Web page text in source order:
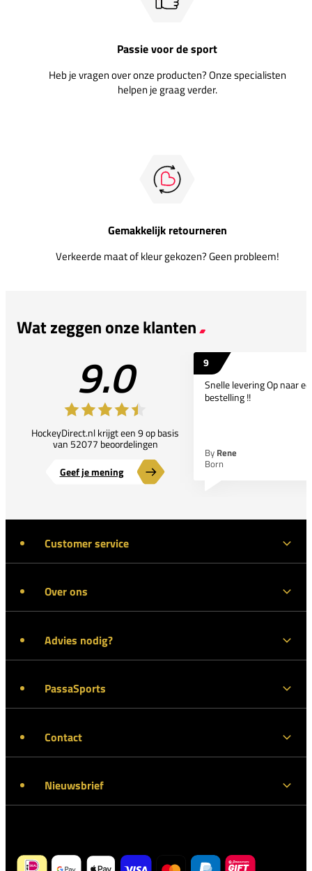
Passie voor de sport
Heb je vragen over onze producten? Onze specialisten
helpen je graag verder.
Gemakkelijk retourneren
Verkeerde maat of kleur gekozen? Geen probleem!
Wat zeggen onze klanten
9.0
HockeyDirect.nl krijgt een 9 op basis
van 52077 beoordelingen
Geef je mening
9
Snelle levering Op naar
bestelling !!
By Rene
Born
Customer service
Over ons
Advies nodig?
PassaSports
Contact
Nieuwsbrief